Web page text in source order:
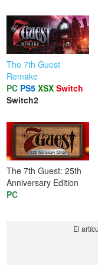
The 7th Guest
Remake
PC PS5 XSX Switch
Switch2
The 7th Guest: 25th
Anniversary Edition
PC